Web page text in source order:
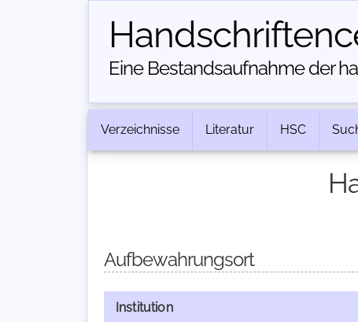
Eine Bestandsaufnahme der
Verzeichnisse Literatur HSC
Aufbewahrungsort
Institution